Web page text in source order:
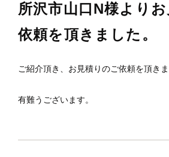
所沢市山口N様より
依頼を頂きました。
ご紹介頂き、お見積りのご依頼を頂きま
有難うございます。